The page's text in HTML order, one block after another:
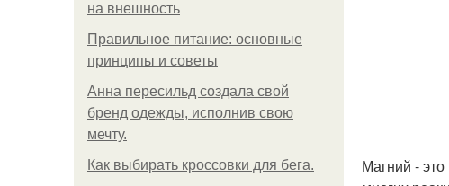
на внешность
Правильное питание: основные
принципы и советы
Анна пересильд создала свой
бренд одежды, исполнив свою
мечту.
Как выбирать кроссовки для бега.
Магний -